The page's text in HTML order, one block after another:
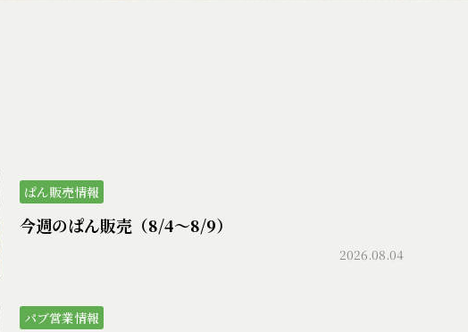
ぱん販売情報
今週のぱん販売（8/4〜8/9）
2026.08.04
パブ営業情報